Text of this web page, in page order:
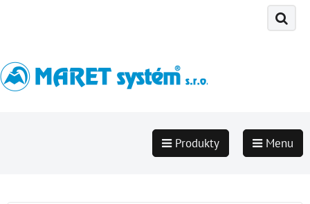
Produkty Menu